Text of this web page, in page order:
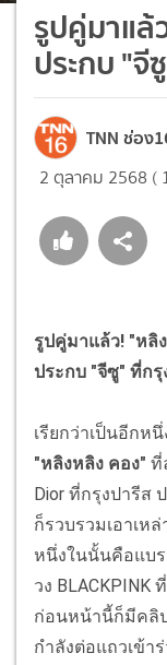
รูปคู่มาแ
ประกบ "จี
TNN ช่อง
2 ตุลาคม 2568 (
รูปคู่มาแล้ว! "หลิ
ประกบ "จีซู" ที่กรุ
เรียกว่าเป็นอีกห
"หลิงหลิง คอง" ที่
Dior ที่กรุงปารีส
ก็รวบรวมเอาเห
หนึ่งในนั้นคือแบ
วง
ก่อนหน้านี้ก็มีคลิ
กำลังต่อแถวเข้า